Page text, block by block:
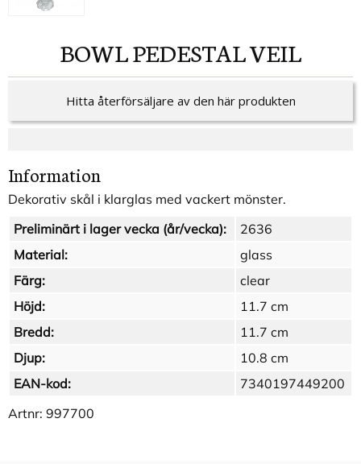
BOWL PEDESTAL VEIL
Hitta återförsäljare av den här produkten
Information
Dekorativ skål i klarglas med vackert mönster.
Preliminärt i lager vecka (år/vecka):
2636
Material:
glass
Färg:
clear
Höjd:
11.7 cm
Bredd:
11.7 cm
Djup:
10.8 cm
EAN-kod:
7340197449200
Artnr: 997700